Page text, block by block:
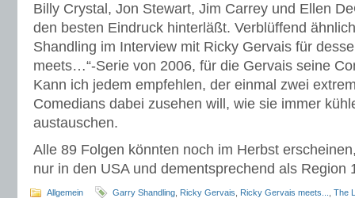
Billy Crystal, Jon Stewart, Jim Carrey und Ellen
den besten Eindruck hinterläßt. Verblüffend
Shandling im Interview mit Ricky Gervais für
meets…“-Serie von 2006, für die Gervais seine
Kann ich jedem empfehlen, der einmal zwei
Comedians dabei zusehen will, wie sie immer
austauschen.
Alle 89 Folgen könnten noch im Herbst
nur in den USA und dementsprechend als Region
Allgemein Garry Shandling Ricky Gervais Ricky Gervais meets... The